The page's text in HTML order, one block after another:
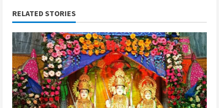
RELATED STORIES